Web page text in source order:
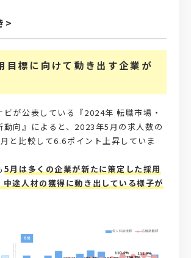
>
目標に向けて動き出す企業が
ビが公表している『2024年 転職市場・
動向』によると、2023年5月の求人数の
と比較して6.6ポイント上昇していま
5月は多くの企業が新たに策定した採用
中途人材の獲得に動き出している様子が